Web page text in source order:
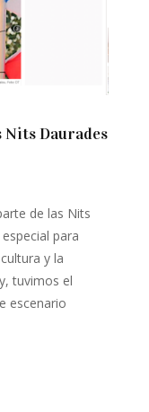
Nits Daurades
de las Nits
para
y la
tuvimos el
escenario